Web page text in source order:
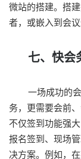
微站的搭建。搭
者，或嵌入到会
七、快会
一场成功的
务，更需要会前
不仅签到功能强
报名签到、现场
决方案。例如，